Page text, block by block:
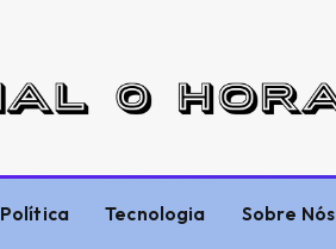
Política Tecnologia Sobre Nós